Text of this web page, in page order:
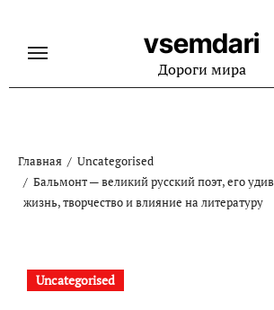
содержанию
vsemdari
Дороги мира
Главная
Uncategorised
Бальмонт — великий русский поэт, его
жизнь, творчество и влияние на литературу
Uncategorised